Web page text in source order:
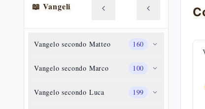
📖 Vangeli
Vangelo secondo Matteo 160
Vangelo secondo Marco 100
Vangelo secondo Luca 199